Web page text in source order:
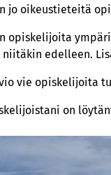
jo oikeustieteitä
opiskelijoita
edelleen.
vie opiskelijoita
on